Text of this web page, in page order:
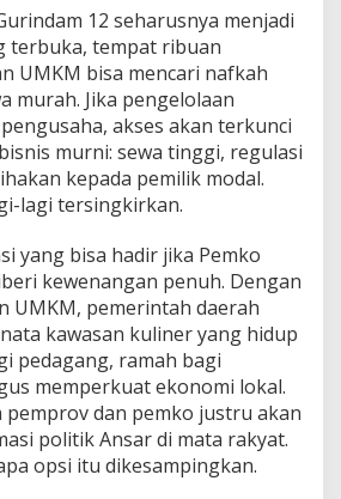
12 seharusnya menjadi
terbuka, tempat ribuan
UMKM bisa mencari nafkah
murah. Jika pengelolaan
akses akan terkunci
murni: sewa tinggi, regulasi
kepada pemilik modal.
lagi tersingkirkan.
yang bisa hadir jika Pemko
kewenangan penuh. Dengan
UMKM, pemerintah daerah
kawasan kuliner yang hidup
pedagang, ramah bagi
memperkuat ekonomi lokal.
dan pemko justru akan
politik Ansar di mata rakyat.
opsi itu dikesampingkan.